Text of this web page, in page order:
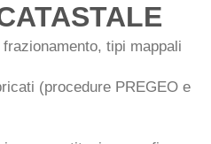
tipi mappali
(procedure PREGEO e